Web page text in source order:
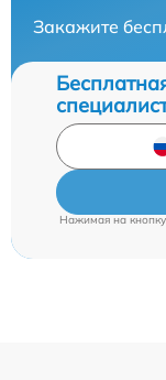
Закажите
Нажимая на